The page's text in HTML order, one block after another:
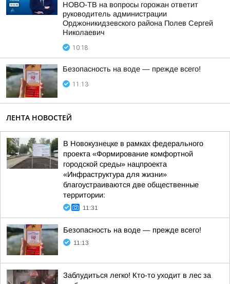
НОВО-ТВ на вопросы горожан ответит
руководитель администрации
Орджоникидзевского района Полев Сергей
Николаевич
10:18
Безопасность на воде — прежде всего!
11:13
ЛЕНТА НОВОСТЕЙ
В Новокузнецке в рамках федерального
проекта «Формирование комфортной
городской среды» нацпроекта
«Инфраструктура для жизни»
благоустраиваются две общественные
территории:
11:31
Безопасность на воде — прежде всего!
11:13
Заблудиться легко! Кто-то уходит в лес за